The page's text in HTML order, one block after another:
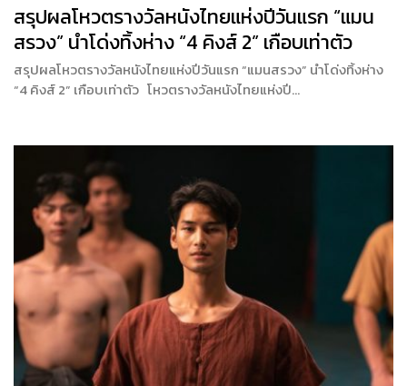
สรุปผลโหวตรางวัลหนังไทยแห่งปีวันแรก “แมน
สรวง” นำโด่งทิ้งห่าง “4 คิงส์ 2” เกือบเท่าตัว
สรุปผลโหวตรางวัลหนังไทยแห่งปีวันแรก “แมนสรวง” นำโด่งทิ้งห่าง
“4 คิงส์ 2” เกือบเท่าตัว โหวตรางวัลหนังไทยแห่งปี…